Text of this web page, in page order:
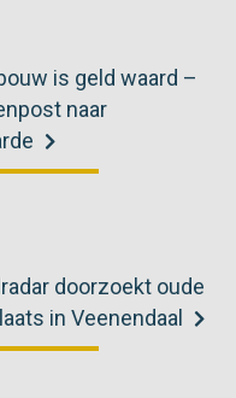
is geld waard –
naar
doorzoekt oude
in Veenendaal